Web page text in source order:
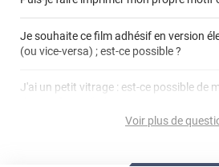
article
personnaliser
Je souhaite ce film adhésif en version
(ou vice-versa) ; est-ce possible ?
J'ai un petit vitrage : est-ce possible de
Voir plus de